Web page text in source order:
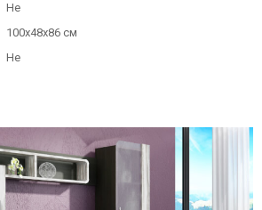
Не
100х48х86 см
Не